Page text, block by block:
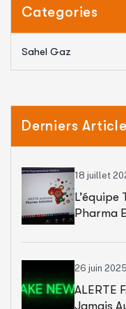
Categories
Sahel Gaz
Derniers
18 juillet
Pharma
26 juin 2025
ALERTE
Jamais